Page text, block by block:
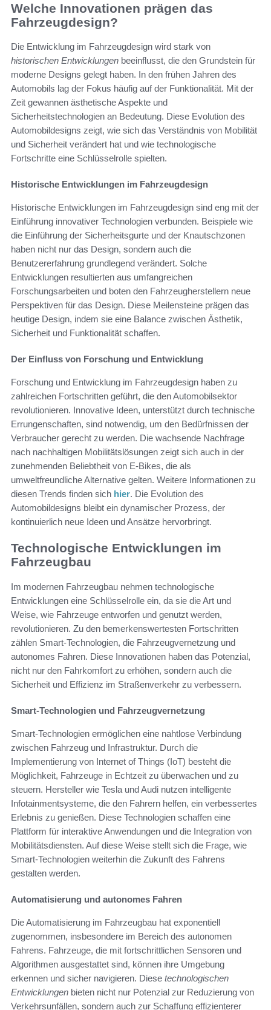
Welche Innovationen prägen das
Fahrzeugdesign?
Die Entwicklung im Fahrzeugdesign wird stark von
historischen Entwicklungen beeinflusst, die den Grundstein für
moderne Designs gelegt haben. In den frühen Jahren des
Automobils lag der Fokus häufig auf der Funktionalität. Mit der
Zeit gewannen ästhetische Aspekte und
Sicherheitstechnologien an Bedeutung. Diese Evolution des
Automobildesigns zeigt, wie sich das Verständnis von Mobilität
und Sicherheit verändert hat und wie technologische
Fortschritte eine Schlüsselrolle spielten.
Historische Entwicklungen im Fahrzeugdesign
Historische Entwicklungen im Fahrzeugdesign sind eng mit der
Einführung innovativer Technologien verbunden. Beispiele wie
die Einführung der Sicherheitsgurte und der Knautschzonen
haben nicht nur das Design, sondern auch die
Benutzererfahrung grundlegend verändert. Solche
Entwicklungen resultierten aus umfangreichen
Forschungsarbeiten und boten den Fahrzeugherstellern neue
Perspektiven für das Design. Diese Meilensteine prägen das
heutige Design, indem sie eine Balance zwischen Ästhetik,
Sicherheit und Funktionalität schaffen.
Der Einfluss von Forschung und Entwicklung
Forschung und Entwicklung im Fahrzeugdesign haben zu
zahlreichen Fortschritten geführt, die den Automobilsektor
revolutionieren. Innovative Ideen, unterstützt durch technische
Errungenschaften, sind notwendig, um den Bedürfnissen der
Verbraucher gerecht zu werden. Die wachsende Nachfrage
nach nachhaltigen Mobilitätslösungen zeigt sich auch in der
zunehmenden Beliebtheit von E-Bikes, die als
umweltfreundliche Alternative gelten. Weitere Informationen zu
diesen Trends finden sich hier. Die Evolution des
Automobildesigns bleibt ein dynamischer Prozess, der
kontinuierlich neue Ideen und Ansätze hervorbringt.
Technologische Entwicklungen im
Fahrzeugbau
Im modernen Fahrzeugbau nehmen technologische
Entwicklungen eine Schlüsselrolle ein, da sie die Art und
Weise, wie Fahrzeuge entworfen und genutzt werden,
revolutionieren. Zu den bemerkenswertesten Fortschritten
zählen Smart-Technologien, die Fahrzeugvernetzung und
autonomes Fahren. Diese Innovationen haben das Potenzial,
nicht nur den Fahrkomfort zu erhöhen, sondern auch die
Sicherheit und Effizienz im Straßenverkehr zu verbessern.
Smart-Technologien und Fahrzeugvernetzung
Smart-Technologien ermöglichen eine nahtlose Verbindung
zwischen Fahrzeug und Infrastruktur. Durch die
Implementierung von Internet of Things (IoT) besteht die
Möglichkeit, Fahrzeuge in Echtzeit zu überwachen und zu
steuern. Hersteller wie Tesla und Audi nutzen intelligente
Infotainmentsysteme, die den Fahrern helfen, ein verbessertes
Erlebnis zu genießen. Diese Technologien schaffen eine
Plattform für interaktive Anwendungen und die Integration von
Mobilitätsdiensten. Auf diese Weise stellt sich die Frage, wie
Smart-Technologien weiterhin die Zukunft des Fahrens
gestalten werden.
Automatisierung und autonomes Fahren
Die Automatisierung im Fahrzeugbau hat exponentiell
zugenommen, insbesondere im Bereich des autonomen
Fahrens. Fahrzeuge, die mit fortschrittlichen Sensoren und
Algorithmen ausgestattet sind, können ihre Umgebung
erkennen und sicher navigieren. Diese technologischen
Entwicklungen bieten nicht nur Potenzial zur Reduzierung von
Verkehrsunfällen, sondern auch zur Schaffung effizienterer